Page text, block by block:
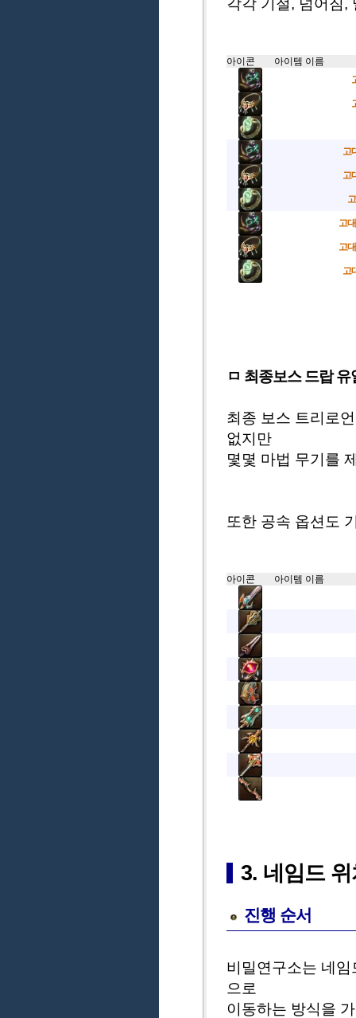
아이콘
아이템 이름
고
고
고
고
고
ㅁ 최종보스 드랍 유
최종 보스 트리로
없지만
몇몇 마법 무기를
또한 공속 옵션도
아이콘 아이템 이름
3. 네임드
진행 순서
비밀연구소는 네
으로
이동하는 방식을